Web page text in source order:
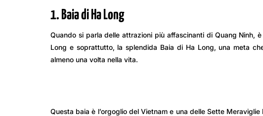
1. Baia di Ha Long
Quando si parla delle attrazioni più affascinanti di Quang Ninh,
Long e soprattutto, la splendida Baia di Ha Long, una meta
almeno una volta nella vita.
Questa baia è l’orgoglio del Vietnam e una delle Sette